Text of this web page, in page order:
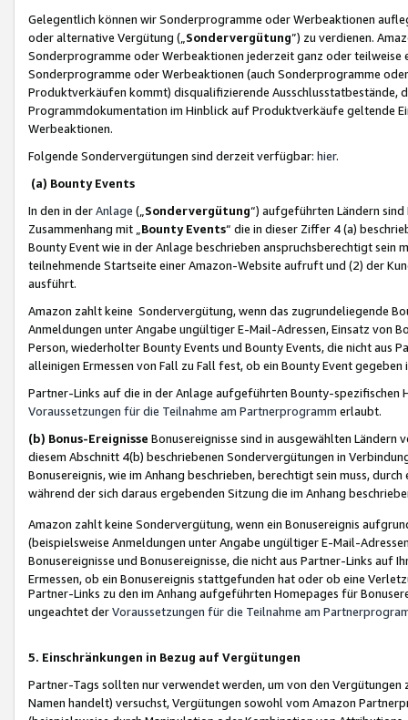
Gelegentlich können wir Sonderprogramme oder Werbeaktionen
oder alternative Vergütung („ Sondervergütung”) zu verdienen.
Sonderprogramme oder Werbeaktionen jederzeit ganz oder
Sonderprogramme oder Werbeaktionen (auch Sonderprogramme
Produktverkäufen kommt) disqualifizierende Ausschlusstatbestände,
Programmdokumentation im Hinblick auf Produktverkäufe geltende
Werbeaktionen.
Folgende Sondervergütungen sind derzeit verfügbar: hier.
(a) Bounty Events
In den in derAnlage („ Sondervergütung“) aufgeführten Ländern
Zusammenhang mit „ Bounty Events“ die in dieser Ziffer 4 (a)
Bounty Event wie in der Anlage beschrieben anspruchsberechtigt sein
teilnehmende Startseite einer Amazon-Website aufruft und (2) der
ausführt.
Amazon zahlt keine Sondervergütung, wenn das zugrundeliegende
Anmeldungen unter Angabe ungültiger E-Mail-Adressen, Einsatz von
Person, wiederholter Bounty Events und Bounty Events, die nicht
alleinigen Ermessen von Fall zu Fall fest, ob ein Bounty Event
Partner-Links auf die in der Anlage aufgeführten Bounty-spezifischen
Voraussetzungen für die Teilnahme am Partnerprogramm erlaubt.
(b) Bonus-Ereignisse Bonusereignisse sind in ausgewählten Ländern
diesem Abschnitt 4(b) beschriebenen Sondervergütungen in
Bonusereignis, wie im Anhang beschrieben, berechtigt sein muss,
während der sich daraus ergebenden Sitzung die im Anhang
Amazon zahlt keine Sondervergütung, wenn ein Bonusereignis
(beispielsweise Anmeldungen unter Angabe ungültiger E-Mail-
Bonusereignisse und Bonusereignisse, die nicht aus Partner-Links auf
Ermessen, ob ein Bonusereignis stattgefunden hat oder ob eine
Partner-Links zu den im Anhang aufgeführten Homepages für
ungeachtet derVoraussetzungen für die Teilnahme am
5. Einschränkungen in Bezug auf Vergütungen
Partner-Tags sollten nur verwendet werden, um von den
Namen handelt) versuchst, Vergütungen sowohl vom Amazon